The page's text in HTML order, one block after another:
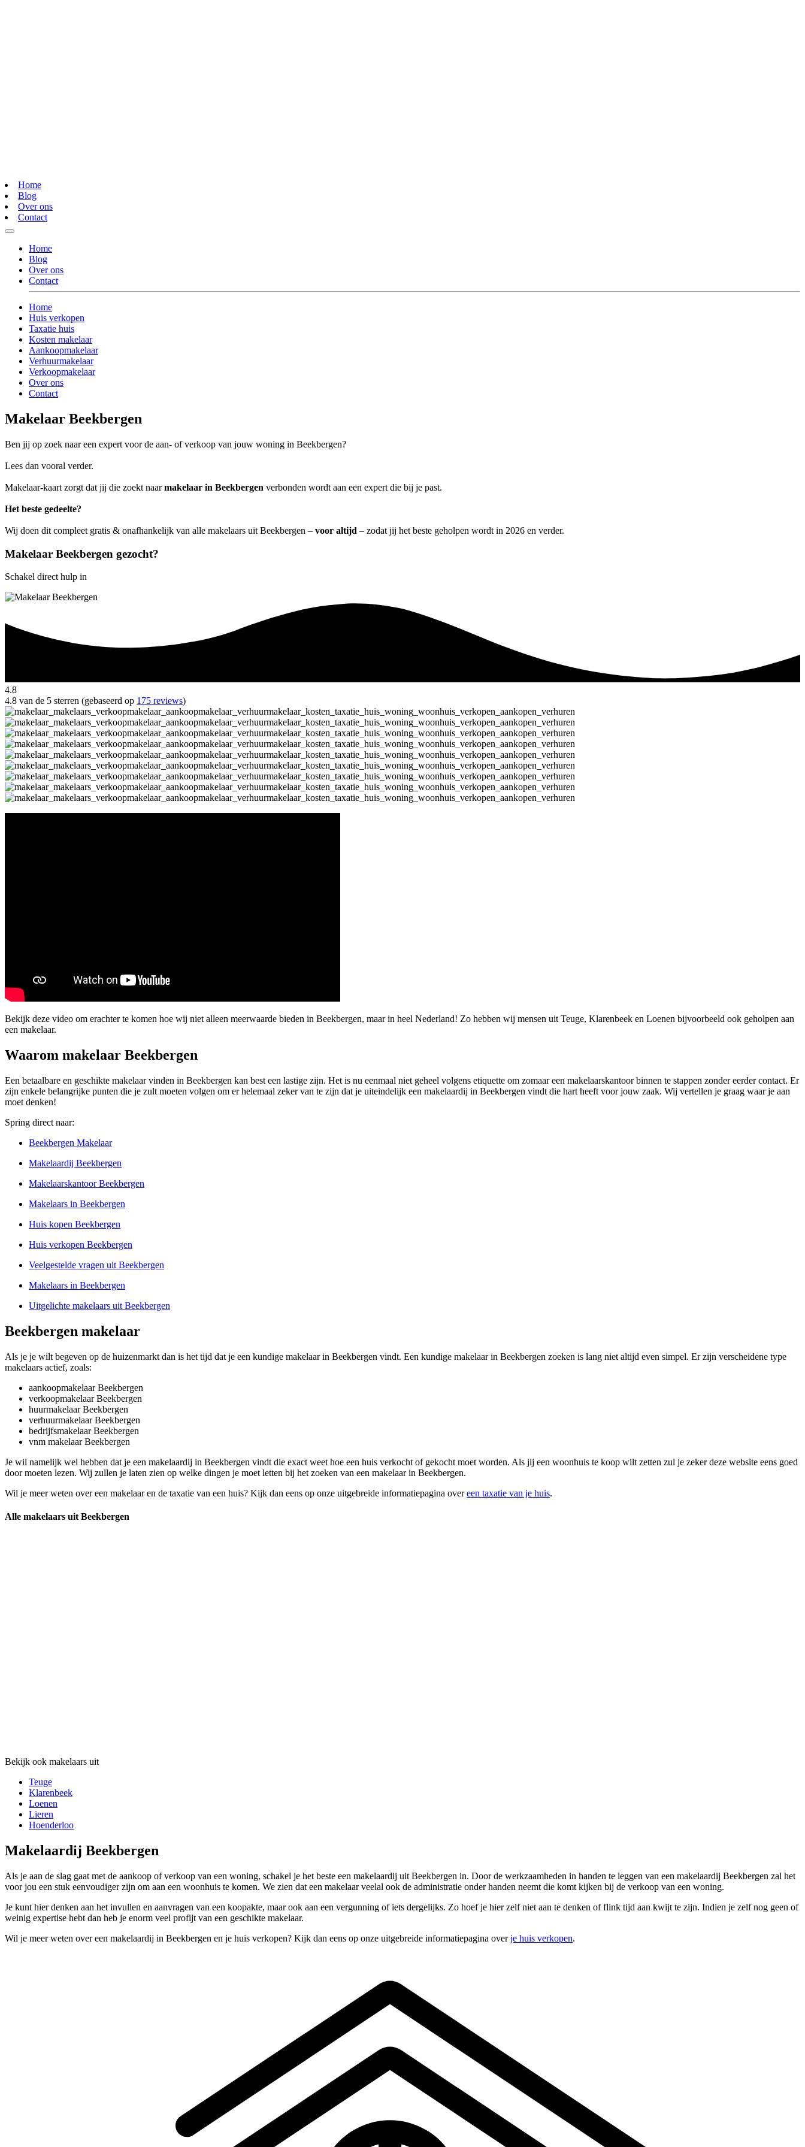
Home
Blog
Over ons
Contact
Home
Blog
Over ons
Contact
Home
Huis verkopen
Taxatie huis
Kosten makelaar
Aankoopmakelaar
Verhuurmakelaar
Verkoopmakelaar
Over ons
Contact
Makelaar Beekbergen
Ben jij op zoek naar een expert voor de aan- of verkoop van jouw woning in Beekbergen?
Lees dan vooral verder.
Makelaar-kaart zorgt dat jij die zoekt naarmakelaar in Beekbergen verbonden wordt aan een expert die bij je past.
Het beste gedeelte?
Wij doen dit compleet gratis & onafhankelijk van alle makelaars uit Beekbergen – voor altijd – zodat jij het beste geholpen wordt in 2026 en verder.
Makelaar Beekbergen gezocht?
Schakel direct hulp in
4.8
4.8 van de 5 sterren (gebaseerd op 175 reviews)
Bekijk deze video om erachter te komen hoe wij niet alleen meerwaarde bieden in Beekbergen, maar in heel Nederland! Zo hebben wij mensen uit Teuge, Klarenbeek en Loenen bijvoorbeeld ook geholpen aan
een makelaar.
Waarom makelaar Beekbergen
Een betaalbare en geschikte makelaar vinden in Beekbergen kan best een lastige zijn. Het is nu eenmaal niet geheel volgens etiquette om zomaar een makelaarskantoor binnen te stappen zonder eerder contact. Er
zijn enkele belangrijke punten die je zult moeten volgen om er helemaal zeker van te zijn dat je uiteindelijk een makelaardij in Beekbergen vindt die hart heeft voor jouw zaak. Wij vertellen je graag waar je aan
moet denken!
Spring direct naar:
Beekbergen Makelaar
Makelaardij Beekbergen
Makelaarskantoor Beekbergen
Makelaars in Beekbergen
Huis kopen Beekbergen
Huis verkopen Beekbergen
Veelgestelde vragen uit Beekbergen
Makelaars in Beekbergen
Uitgelichte makelaars uit Beekbergen
Beekbergen makelaar
Als je je wilt begeven op de huizenmarkt dan is het tijd dat je een kundige makelaar in Beekbergen vindt. Een kundige makelaar in Beekbergen zoeken is lang niet altijd even simpel. Er zijn verscheidene type
makelaars actief, zoals:
aankoopmakelaar Beekbergen
verkoopmakelaar Beekbergen
huurmakelaar Beekbergen
verhuurmakelaar Beekbergen
bedrijfsmakelaar Beekbergen
vnm makelaar Beekbergen
Je wil namelijk wel hebben dat je een makelaardij in Beekbergen vindt die exact weet hoe een huis verkocht of gekocht moet worden. Als jij een woonhuis te koop wilt zetten zul je zeker deze website eens goed
door moeten lezen. Wij zullen je laten zien op welke dingen je moet letten bij het zoeken van een makelaar in Beekbergen.
Wil je meer weten over een makelaar en de taxatie van een huis? Kijk dan eens op onze uitgebreide informatiepagina overeen taxatie van je huis.
Alle makelaars uit Beekbergen
Bekijk ook makelaars uit
Teuge
Klarenbeek
Loenen
Lieren
Hoenderloo
Makelaardij Beekbergen
Als je aan de slag gaat met de aankoop of verkoop van een woning, schakel je het beste een makelaardij uit Beekbergen in. Door de werkzaamheden in handen te leggen van een makelaardij Beekbergen zal het
voor jou een stuk eenvoudiger zijn om aan een woonhuis te komen. We zien dat een makelaar veelal ook de administratie onder handen neemt die komt kijken bij de verkoop van een woning.
Je kunt hier denken aan het invullen en aanvragen van een koopakte, maar ook aan een vergunning of iets dergelijks. Zo hoef je hier zelf niet aan te denken of flink tijd aan kwijt te zijn. Indien je zelf nog geen of
weinig expertise hebt dan heb je enorm veel profijt van een geschikte makelaar.
Wil je meer weten over een makelaardij in Beekbergen en je huis verkopen? Kijk dan eens op onze uitgebreide informatiepagina overje huis verkopen.